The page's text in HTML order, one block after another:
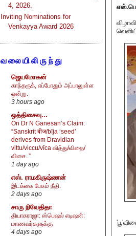
4, 2026.
Inviting Nominations for
Venkayya Award 2026
வலையிலிருந்து
ஜெயமோகன்
காந்தரூக், எப்போதும் அப்பாலுள்ள
ஒன்று.
3 hours ago
ஒத்திசைவு...
On Dr N Ganesan’s Claim:
“Sanskrit बीज/bīja ‘seed’
derives from Dravidian
vittu/viccu/vīca வித்து/விதை/
விசை..”
1 day ago
எஸ். ராமகிருஷ்ணன்
இடக்கை பேசும் நீதி.
2 days ago
சாரு நிவேதிதா
தியாகராஜா: ஸ்பெஷல் எடிஷன்:
மாணவர்களுக்கு
4 days ago